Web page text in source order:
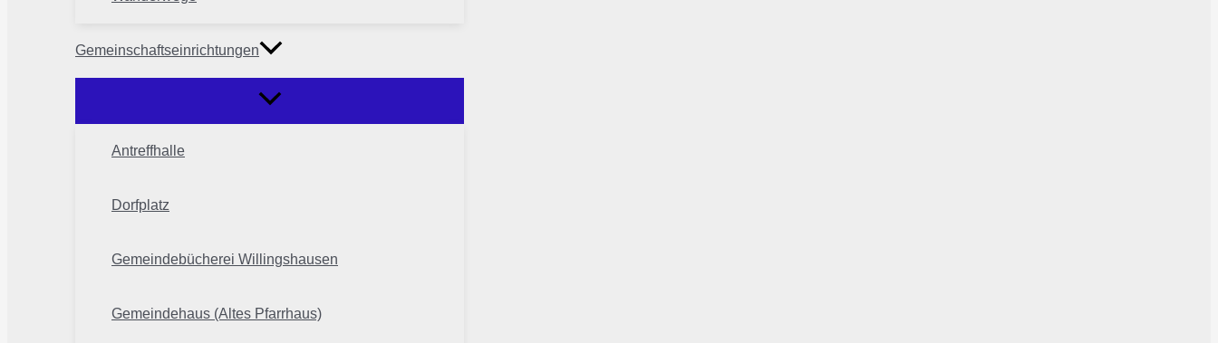
Gemeinschaftseinrichtungen
Antreffhalle
Dorfplatz
Gemeindebücherei Willingshausen
Gemeindehaus (Altes Pfarrhaus)